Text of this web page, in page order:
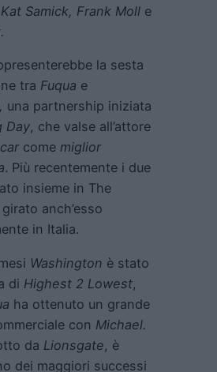
Samick, Frank Moll e
la sesta
tra Fuqua e
una partnership iniziata
Day, che valse all’attore
come miglior
. Più recentemente i due
insieme in The
girato anch’esso
in Italia.
Washington è stato
di Highest 2 Lowest,
ha ottenuto un grande
con Michael.
da Lionsgate, è
dei maggiori successi